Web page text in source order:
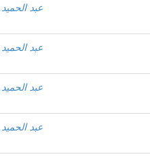
عبد
عبد
عبد
عبد